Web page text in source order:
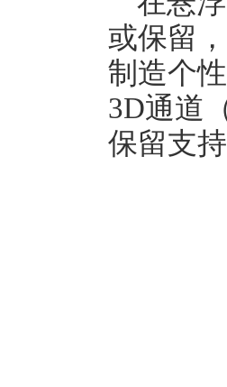
或保留
制造个
3D通道
保留支